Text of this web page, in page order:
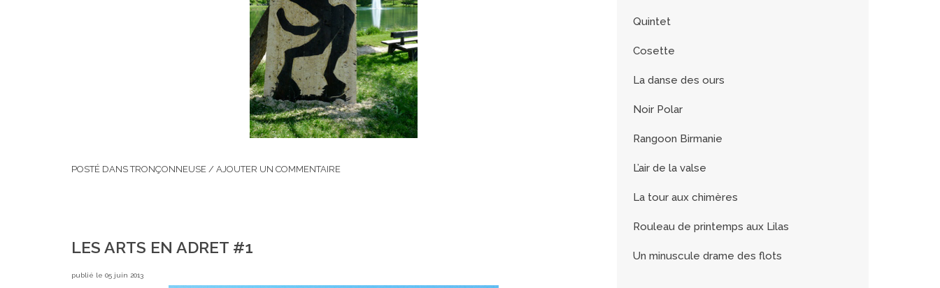
POSTÉ DANSTRONÇONNEUSE / AJOUTER UN COMMENTAIRE
LES ARTS EN ADRET #1
publié le 05 juin 2013
Quintet
Cosette
La danse des ours
Noir Polar
Rangoon Birmanie
L’air de la valse
La tour aux chimères
Rouleau de printemps aux Lilas
Un minuscule drame des flots